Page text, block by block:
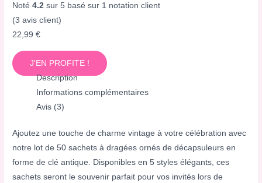
Noté4.2 sur 5 basé sur 1 notation client
(3 avis client)
22,99€
J'EN PROFITE !
Description
Informations complémentaires
Avis (3)
Ajoutez une touche de charme vintage à votre célébration avec
notre lot de 50 sachets à dragées ornés de décapsuleurs en
forme de clé antique. Disponibles en 5 styles élégants, ces
sachets seront le souvenir parfait pour vos invités lors de